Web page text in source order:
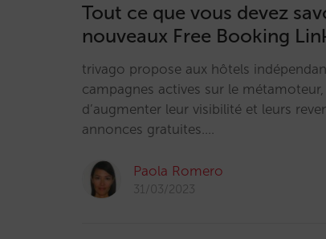
Tout ce que vous devez
nouveaux Free Booking
trivago propose aux hôtels
campagnes actives sur le
d’augmenter leur visibilité et leurs
annonces gratuites.…
Paola Romero
31/03/2023